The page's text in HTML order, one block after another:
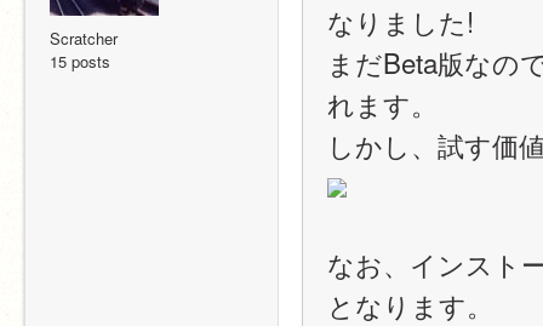
Scratcher
15 posts
なりました!
まだBeta版なの
れます。
しかし、試す価
なお、インスト
となります。